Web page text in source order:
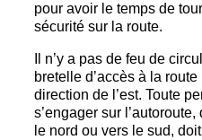
pour avoir le temps de
sécurité sur la route.
Il n’y a pas de feu de
bretelle d’accès à la
direction de l’est. Toute
s’engager sur
le nord ou vers le sud,